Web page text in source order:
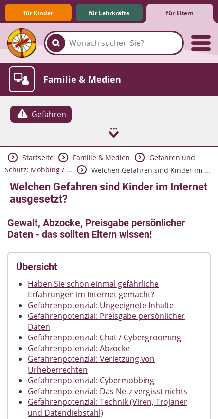
für Kinder für Lehrkräfte für Eltern
Familie & Medien
Gefahren
Spieletipps & Lernsoftware
Die Jüngsten im Netz
Lexikon
Aktuelles
Startseite Familie & Medien
Gefahren und
Schutz: Mobbing / ...
Welchen Gefahren sind Kinder im ...
Welchen Gefahren sind Kinder im Internet
ausgesetzt?
Gewalt, Abzocke, Preisgabe persönlicher
Daten - das sollten Eltern wissen!
Übersicht
Haben Sie schon einmal gefährliche
Erfahrungen im Internet gemacht?
Gefahrenpotenzial: Ungeeignete Inhalte
Gefahrenpotenzial: Preisgabe persönlicher
Daten
Gefahrenpotenzial: Chat / Cybergrooming
Gefahrenpotenzial: Abzocke
Gefahrenpotenzial: Verletzung von
Urheberrechten
Gefahrenpotenzial: Cybermobbing
Gefahrenpotenzial: Das Netz vergisst nichts
Gefahrenpotenzial: Technik (Viren, Trojaner
und Datendiebstahl)